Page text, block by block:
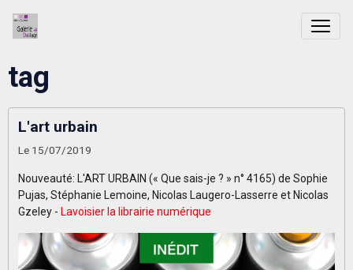
tag
L'art urbain
Le 15/07/2019
Nouveauté: L'ART URBAIN (« Que sais-je ? » n° 4165) de Sophie
Pujas, Stéphanie Lemoine, Nicolas Laugero-Lasserre et Nicolas
Gzeley - Lavoisier la librairie numérique